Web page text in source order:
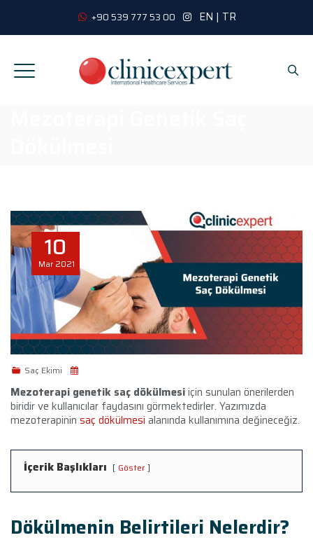
+90 539 777 53 00 EN | TR
10
Mar 2021
Saç Ekimi
Mezoterapi genetik saç dökülmesiiçin sunulan önerilerden
biridir ve kullanıcılar faydasını görmektedirler. Yazımızda
mezoterapinin saç dökülmesi alanında kullanımına değineceğiz.
İçerik Başlıkları Göster
Dökülmenin Belirtileri Nelerdir?